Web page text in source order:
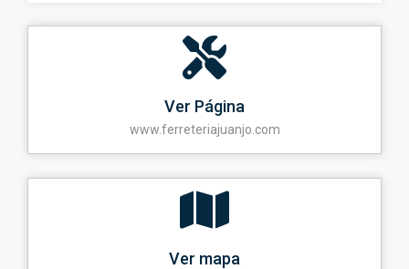
Ver Página
www.ferreteriajuanjo.com
Ver mapa